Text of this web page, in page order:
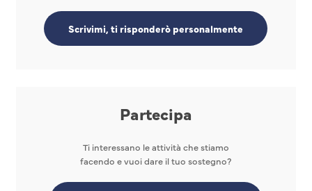
Scrivimi, ti risponderò personalmente
Partecipa
Ti interessano le attività che stiamo
facendo e vuoi dare il tuo sostegno?